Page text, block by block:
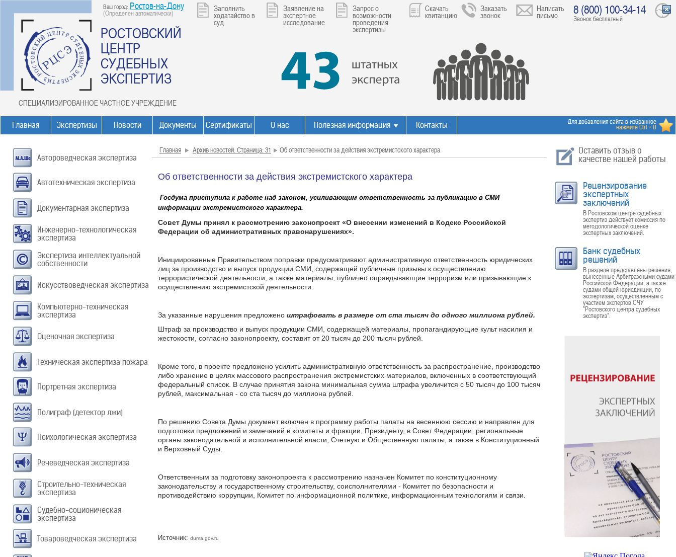
Ваш город: Ростов-на-Дону
(Определен автоматически)
РОСТОВСКИЙ
ЦЕНТР
СУДЕБНЫХ
ЭКСПЕРТИЗ
СПЕЦИАЛИЗИРОВАННОЕ ЧАСТНОЕ УЧРЕЖДЕНИЕ
Заполнить
ходатайство в
суд
Заявление на
экспертное
исследование
Запрос о
возможности
проведения
экспертизы
Скачать
квитанцию
Заказать
звонок
Написать
письмо 8 (800) 100-34-14
Звонок бесплатный
Главная Экспертизы Новости Документы Сертификаты О нас Полезная информация Контакты Для добавления сайта в избранное
нажмите Ctrl + D
Автороведческая экспертиза
Автотехническая экспертиза
Документарная экспертиза
Инженерно-технологическая
экспертиза
Экспертиза интеллектуальной
собственности
Искусствоведческая экспертиза
Компьютерно-техническая
экспертиза
Оценочная экспертиза
Техническая экспертиза пожара
Портретная экспертиза
Полиграф (детектор лжи)
Психологическая экспертиза
Речеведческая экспертиза
Строительно-техническая
экспертиза
Судебно-соционическая
экспертиза
Товароведческая экспертиза
Главная Архив новостей. Страница: 31 Об ответственности за действия экстремистского характера
Об ответственности за действия экстремистского характера
Госдума приступила к работе над законом, усиливающим ответственность за публикацию в СМИ
информации экстремистского характера.
Совет Думы принял к рассмотрению законопроект «О внесении изменений в Кодекс Российской
Федерации об административных правонарушениях».
Инициированные Правительством поправки предусматривают административную ответственность юридических
лиц за производство и выпуск продукции СМИ, содержащей публичные призывы к осуществлению
террористической деятельности, а также материалы, публично оправдывающие терроризм или призывающие к
осуществлению экстремистской деятельности.
За указанные нарушения предложено штрафовать в размере от ста тысяч до одного миллиона рублей.
Штраф за производство и выпуск продукции СМИ, содержащей материалы, пропагандирующие культ насилия и
жестокости, согласно законопроекту, составит от 20 тысяч до 200 тысяч рублей.
Кроме того, в проекте предложено усилить административную ответственность за распространение, производство
либо хранение в целях массового распространения экстремистских материалов, включенных в соответствующий
федеральный список. В случае принятия закона минимальная сумма штрафа увеличится с 50 тысяч до 100 тысяч
рублей, максимальная - со ста тысяч до миллиона рублей.
По решению Совета Думы документ включен в программу работы палаты на весеннюю сессию и направлен для
подготовки предложений и замечаний в комитеты и фракции, Президенту, в Совет Федерации, региональные
органы законодательной и исполнительной власти, Счетную и Общественную палаты, а также в Конституционный
и Верховный Суды.
Ответственным за подготовку законопроекта к рассмотрению назначен Комитет по конституционному
законодательству и государственному строительству, соисполнителями - Комитет по безопасности и
противодействию коррупции, Комитет по информационной политике, информационным технологиям и связи.
Источник: duma.gov.ru
Оставить отзыв о
качестве нашей работы
Рецензирование
экспертных
заключений
В Ростовском центре судебных
экспертиз действует комиссия по
методологической оценке
экспертных заключений.
Банк судебных
решений
В разделе представлены решения,
вынесенные Арбитражными судами
Российской Федерации, а также
судами общей юрисдикции, по
экспертизам, осуществленным с
участием экспертов СЧУ
"Ростовского центра судебных
экспертиз".